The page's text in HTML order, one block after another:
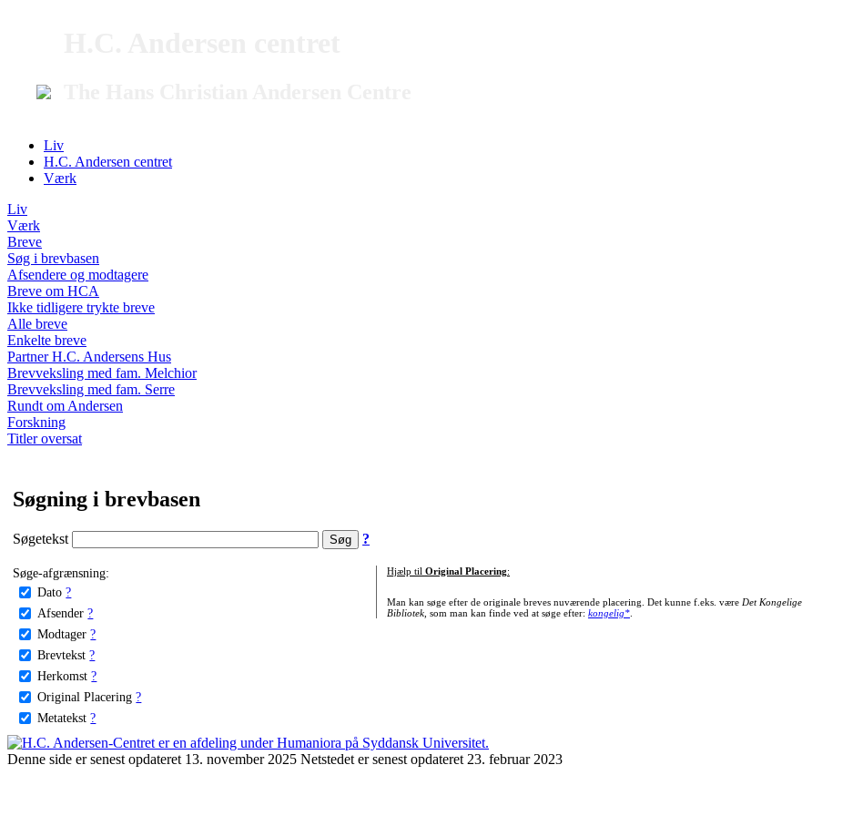
Liv
H.C. Andersen centret
Værk
Liv
Værk
Breve
Søg i brevbasen
Afsendere og modtagere
Breve om HCA
Ikke tidligere trykte breve
Alle breve
Enkelte breve
Partner H.C. Andersens Hus
Brevveksling med fam. Melchior
Brevveksling med fam. Serre
Rundt om Andersen
Forskning
Titler oversat
Søgning i brevbasen
Søgetekst ?
Søge-afgrænsning:
Dato ?
Afsender ?
Modtager ?
Brevtekst ?
Herkomst ?
Original Placering ?
Metatekst ?
Hjælp til Original Placering:
Man kan søge efter de originale breves nuværende placering. Det kunne f.eks. være Det Kongelige
Bibliotek, som man kan finde ved at søge efter: kongelig*.
Denne side er senest opdateret 13. november 2025 Netstedet er senest opdateret 23. februar 2023